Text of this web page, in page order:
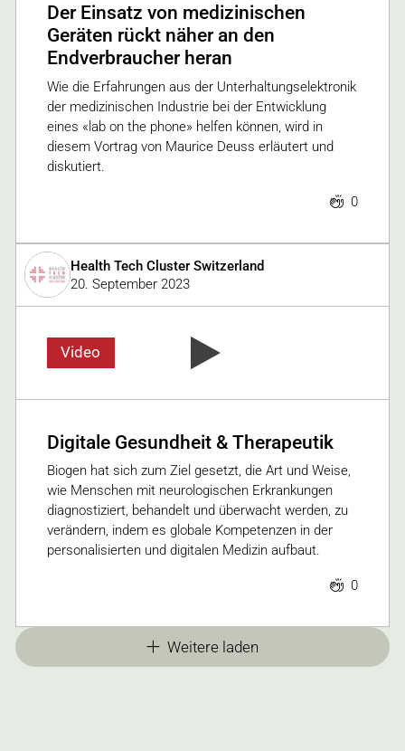
Der Einsatz von medizinischen
Geräten rückt näher an den
Endverbraucher heran
Wie die Erfahrungen aus der Unterhaltungselektronik
der medizinischen Industrie bei der Entwicklung
eines «lab on the phone» helfen können, wird in
diesem Vortrag von Maurice Deuss erläutert und
diskutiert.
0
Health Tech Cluster Switzerland
20. September 2023
Video
Digitale Gesundheit & Therapeutik
Biogen hat sich zum Ziel gesetzt, die Art und Weise,
wie Menschen mit neurologischen Erkrankungen
diagnostiziert, behandelt und überwacht werden, zu
verändern, indem es globale Kompetenzen in der
personalisierten und digitalen Medizin aufbaut.
0
Weitere laden